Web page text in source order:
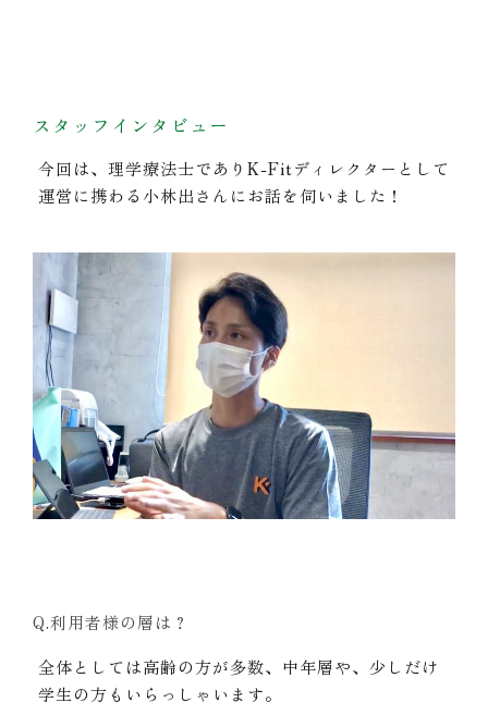
スタッフインタビュー
今回は、理学療法士でありK-Fitディレクターとして
運営に携わる小林出さんにお話を伺いました！
Q.利用者様の層は？
全体としては高齢の方が多数、中年層や、少しだけ
学生の方もいらっしゃいます。